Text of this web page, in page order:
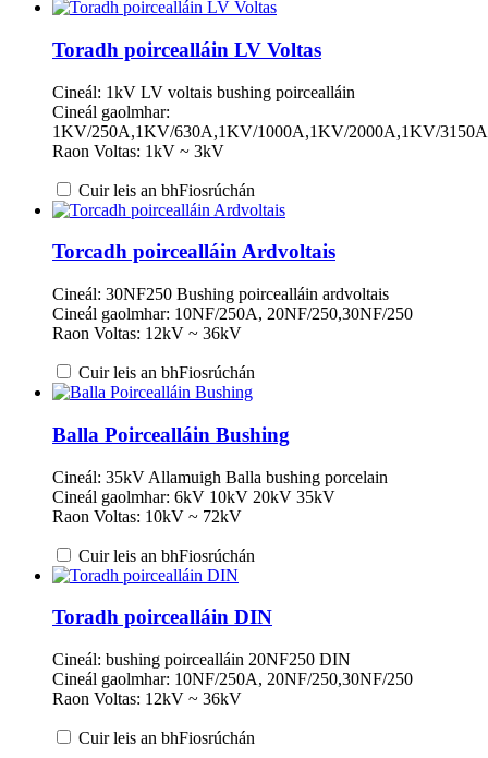
Toradh poircealláin LV Voltas
Cineál: 1kV LV voltais bushing poircealláin
Cineál gaolmhar:
1KV/250A,1KV/630A,1KV/1000A,1KV/2000A,1KV/
Raon Voltas: 1kV ~ 3kV
Cuir leis an bhFiosrúchán
Torcadh poircealláin Ardvoltais
Cineál: 30NF250 Bushing poircealláin ardvoltais
Cineál gaolmhar: 10NF/250A, 20NF/250,30NF/250
Raon Voltas: 12kV ~ 36kV
Cuir leis an bhFiosrúchán
Balla Poircealláin Bushing
Cineál: 35kV Allamuigh Balla bushing porcelain
Cineál gaolmhar: 6kV 10kV 20kV 35kV
Raon Voltas: 10kV ~ 72kV
Cuir leis an bhFiosrúchán
Toradh poircealláin DIN
Cineál: bushing poircealláin 20NF250 DIN
Cineál gaolmhar: 10NF/250A, 20NF/250,30NF/250
Raon Voltas: 12kV ~ 36kV
Cuir leis an bhFiosrúchán